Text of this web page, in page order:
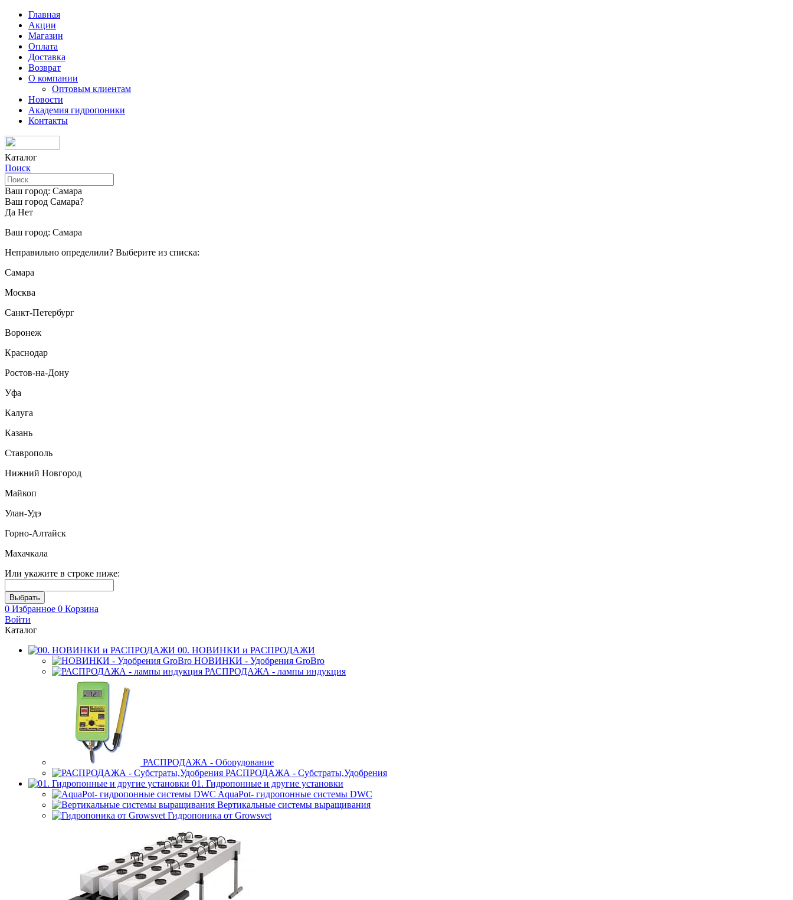
Главная
Акции
Магазин
Оплата
Доставка
Возврат
О компании
Оптовым клиентам
Новости
Академия гидропоники
Контакты
Каталог
Поиск
Ваш город: Самара
Ваш город Самара?
Да Нет
Ваш город: Самара
Неправильно определили? Выберите из списка:
Самара
Москва
Санкт-Петербург
Воронеж
Краснодар
Ростов-на-Дону
Уфа
Калуга
Казань
Ставрополь
Нижний Новгород
Майкоп
Улан-Удэ
Горно-Алтайск
Махачкала
Или укажите в строке ниже:
0 Избранное 0 Корзина
Войти
Каталог
00. НОВИНКИ и РАСПРОДАЖИ
НОВИНКИ - Удобрения GroBro
РАСПРОДАЖА - лампы индукция
РАСПРОДАЖА - Оборудование
РАСПРОДАЖА - Субстраты,Удобрения
01. Гидропонные и другие установки
AquaPot- гидропонные системы DWC
Вертикальные системы выращивания
Гидропоника от Growsvet